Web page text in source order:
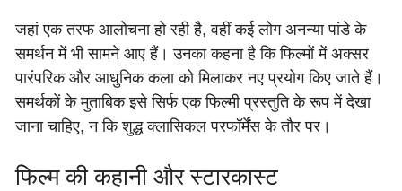
जहां एक तरफ आलोचना हो रही है, वहीं कई लोग अनन्या पांडे के
समर्थन में भी सामने आए हैं। उनका कहना है कि फिल्मों में अक्सर
पारंपरिक और आधुनिक कला को मिलाकर नए प्रयोग किए जाते हैं।
समर्थकों के मुताबिक इसे सिर्फ एक फिल्मी प्रस्तुति के रूप में देखा
जाना चाहिए, न कि शुद्ध क्लासिकल परफॉर्मेंस के तौर पर।
फिल्म की कहानी और स्टारकास्ट